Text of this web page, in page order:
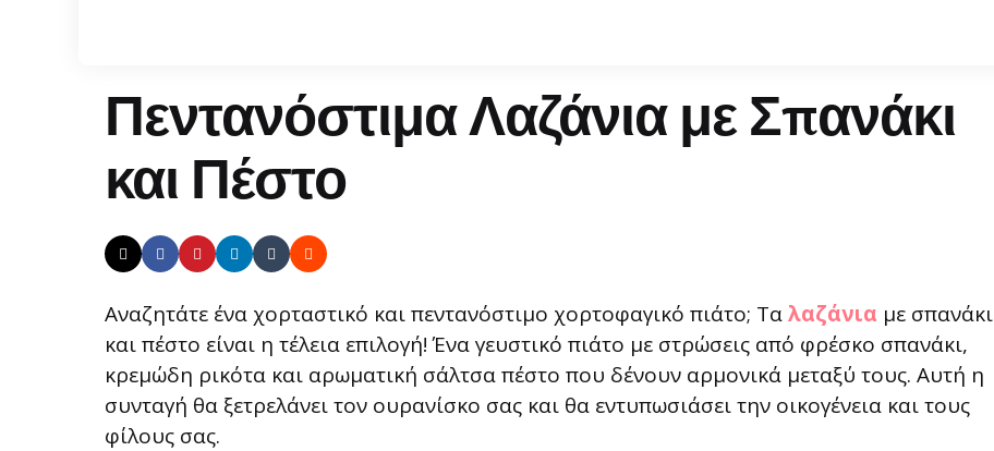
Πεντανόστιμα Λαζάνια με Σπανάκι
και Πέστο
Αναζητάτε ένα χορταστικό και πεντανόστιμο χορτοφαγικό πιάτο; Ταλαζάνια με σπανάκι
και πέστο είναι η τέλεια επιλογή! Ένα γευστικό πιάτο με στρώσεις από φρέσκο σπανάκι,
κρεμώδη ρικότα και αρωματική σάλτσα πέστο που δένουν αρμονικά μεταξύ τους. Αυτή η
συνταγή θα ξετρελάνει τον ουρανίσκο σας και θα εντυπωσιάσει την οικογένεια και τους
φίλους σας.